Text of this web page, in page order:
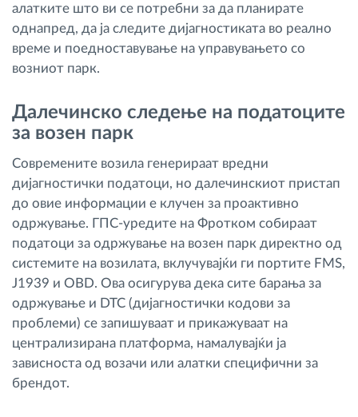
алатките што ви се потребни за да планирате
однапред, да ја следите дијагностиката во реално
време и поедноставување на управувањето со
возниот парк.
Далечинско следење на податоците
за возен парк
Современите возила генерираат вредни
дијагностички податоци, но далечинскиот пристап
до овие информации е клучен за проактивно
одржување. ГПС-уредите на Фротком собираат
податоци за одржување на возен парк директно од
системите на возилата, вклучувајќи ги портите FMS,
J1939 и OBD. Ова осигурува дека сите барања за
одржување и DTC (дијагностички кодови за
проблеми) се запишуваат и прикажуваат на
централизирана платформа, намалувајќи ја
зависноста од возачи или алатки специфични за
брендот.